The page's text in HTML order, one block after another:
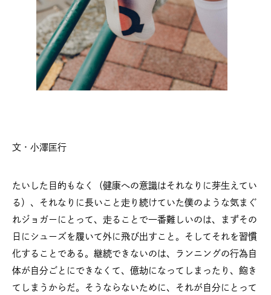
文・小澤匡行
たいした目的もなく（健康への意識はそれなりに芽生えてい
る）、それなりに長いこと走り続けていた僕のような気まぐ
れジョガーにとって、走ることで一番難しいのは、まずその
日にシューズを履いて外に飛び出すこと。そしてそれを習慣
化することである。継続できないのは、ランニングの行為自
体が自分ごとにできなくて、億劫になってしまったり、飽き
てしまうからだ。そうならないために、それが自分にとって